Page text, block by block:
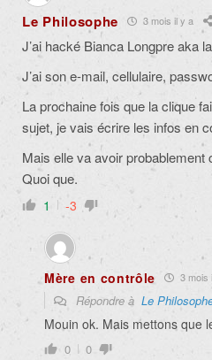
Le Philosophe 3 mois il y a
J’ai hacké Bianca Longpre aka
J’ai son e-mail, cellulaire,
La prochaine fois que la clique
sujet, je vais écrire les infos en
Mais elle va avoir
Quoi que.
1 -3
Mère en contrôle 3 mois
Répondre à Le
Mouin ok. Mais mettons que
0 0